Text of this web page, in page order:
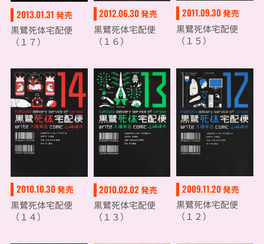
2013.01.31 発売
黒鷺死体宅配便
（１７）
2012.06.30発売
黒鷺死体宅配便
（１６）
2011.09.30発売
黒鷺死体宅配便
（１５）
2010.10.30発売
黒鷺死体宅配便
（１４）
2010.02.02発売
黒鷺死体宅配便
（１３）
2009.11.20発売
黒鷺死体宅配便
（１２）